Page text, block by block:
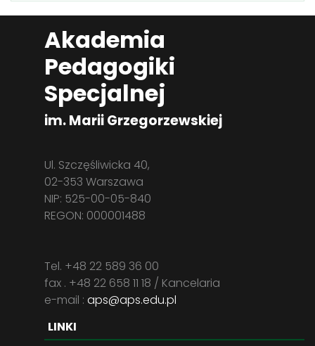
Akademia
Pedagogiki
Specjalnej
im. Marii Grzegorzewskiej
Ul. Szczęśliwicka 40,
02-353 Warszawa
NIP: 525-00-05-840
REGON: 000001488
Tel. +48 22 589 36 00
fax . +48 22 658 11 18 / Kancelaria
e-mail : aps@aps.edu.pl
LINKI